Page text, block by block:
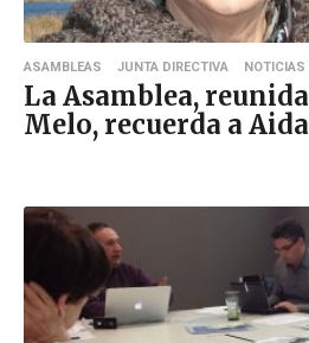
ASAMBLEAS JUNTA DIRECTIVA NOTICIAS
La Asamblea,
Melo, recuerda a